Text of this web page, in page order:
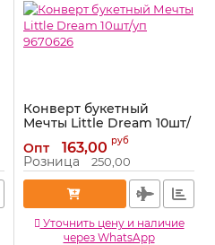
Конверт букетный
Мечты Little Dream 10шт/
Артикул: 9670626
Опт 163,00 руб
Розница 250,00
Уточнить цену и наличие
через WhatsApp